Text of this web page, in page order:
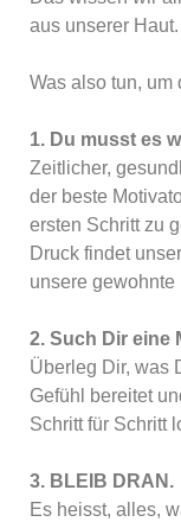
aus unserer Haut.
Was also tun, um
1. Du musst es
Zeitlicher,
der beste
ersten Schritt zu
Druck findet
unsere gewohnte
2. Such Dir eine
Überleg Dir, was
Gefühl bereitet
Schritt für Schritt
3. BLEIB DRAN.
Es heisst, alles,